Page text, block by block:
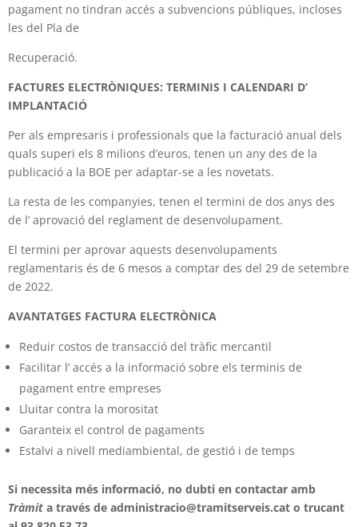
pagament no tindran accés a subvencions públiques, incloses
les del Pla de
Recuperació.
FACTURES ELECTRÒNIQUES: TERMINIS I CALENDARI D’
IMPLANTACIÓ
Per als empresaris i professionals que la facturació anual dels
quals superi els 8 milions d’euros, tenen un any des de la
publicació a la BOE per adaptar-se a les novetats.
La resta de les companyies, tenen el termini de dos anys des
de l’ aprovació del reglament de desenvolupament.
El termini per aprovar aquests desenvolupaments
reglamentaris és de 6 mesos a comptar des del 29 de setembre
de 2022.
AVANTATGES FACTURA ELECTRÒNICA
Reduir costos de transacció del tràfic mercantil
Facilitar l’ accés a la informació sobre els terminis de
pagament entre empreses
Lluitar contra la morositat
Garanteix el control de pagaments
Estalvi a nivell mediambiental, de gestió i de temps
Si necessita més informació, no dubti en contactar amb
Tràmit a través de administracio@tramitserveis.cat o trucant